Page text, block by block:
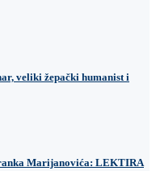
veliki žepački humanist i
Marijanovića: LEKTIRA